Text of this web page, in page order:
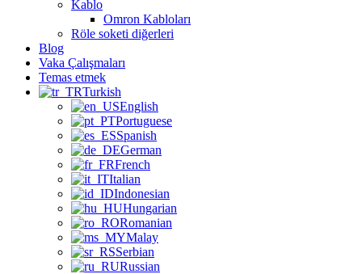
Kablo
Omron Kabloları
Röle soketi diğerleri
Blog
Vaka Çalışmaları
Temas etmek
Turkish
English
Portuguese
Spanish
German
French
Italian
Indonesian
Hungarian
Romanian
Malay
Serbian
Russian